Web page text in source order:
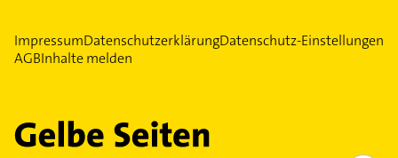
ImpressumDatenschutzerklärungDatenschutz-Einstellungen
AGBInhalte melden